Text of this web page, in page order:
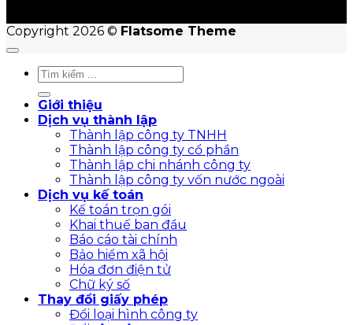
Copyright 2026 © Flatsome Theme
Giới thiệu
Dịch vụ thành lập
Thành lập công ty TNHH
Thành lập công ty cổ phần
Thành lập chi nhánh công ty
Thành lập công ty vốn nước ngoài
Dịch vụ kế toán
Kế toán trọn gói
Khai thuế ban đầu
Báo cáo tài chính
Bảo hiểm xã hội
Hóa đơn điện tử
Chữ ký số
Thay đổi giấy phép
Đổi loại hình công ty